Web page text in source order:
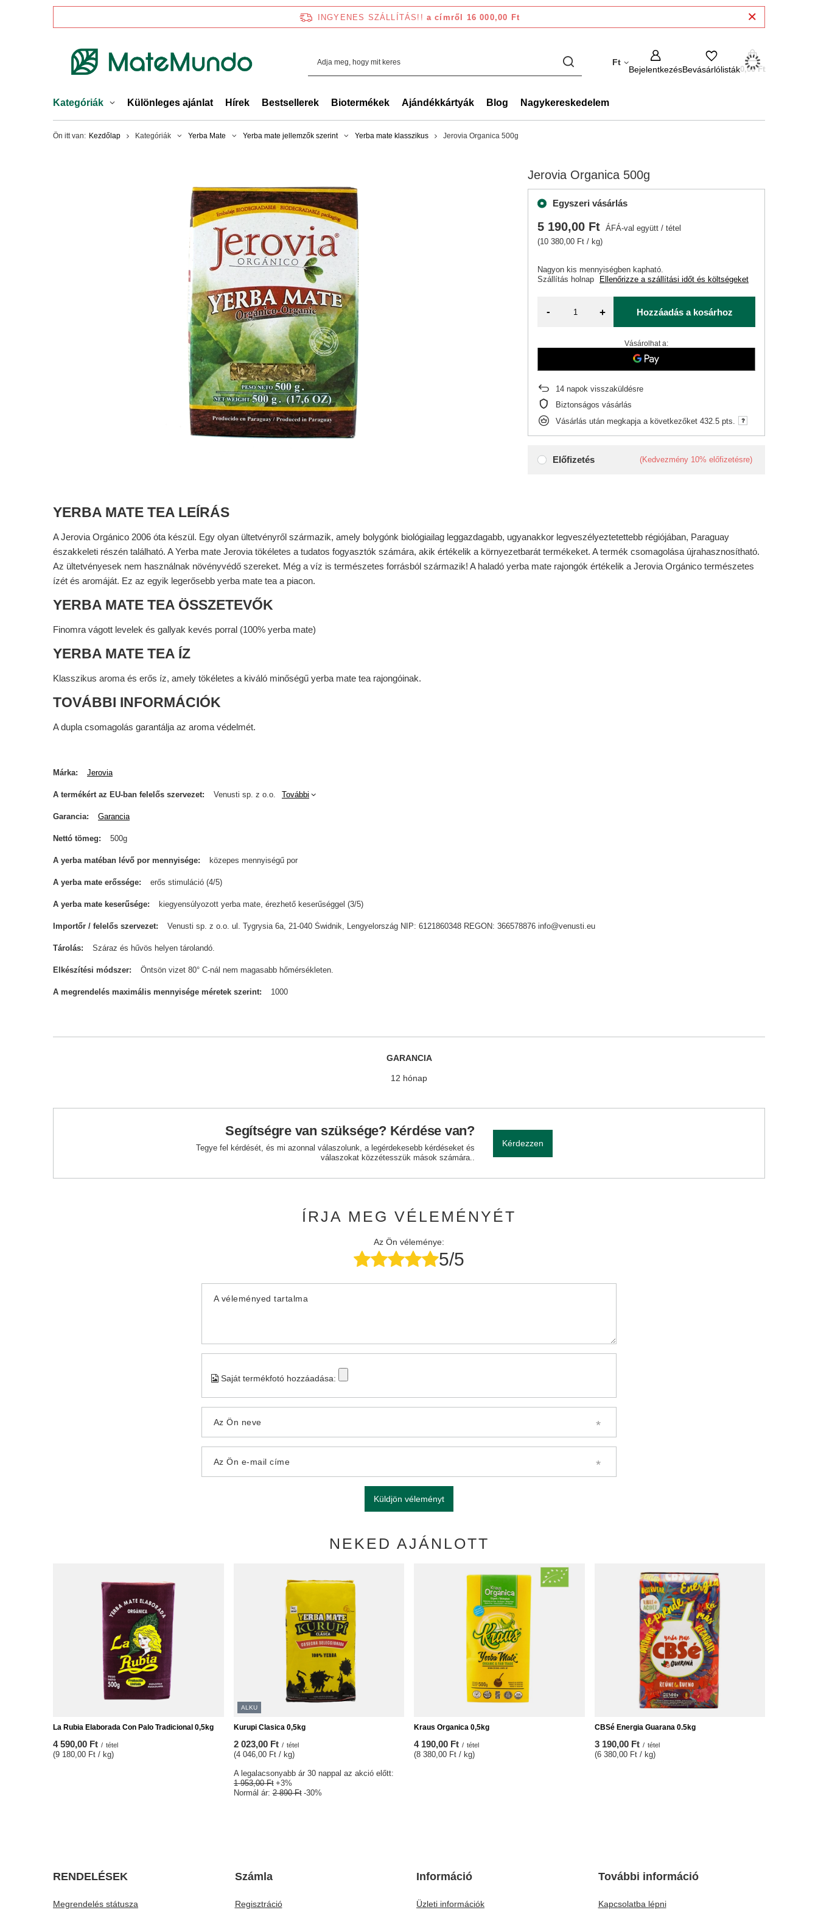
INGYENES SZÁLLÍTÁS!! a címről 16 000,00 Ft
Ft
BejelentkezésBevásárlólisták0,00 Ft
Kategóriák Különleges ajánlat Hírek Bestsellerek Biotermékek Ajándékkártyák Blog Nagykereskedelem
Ön itt van: Kezdőlap Kategóriák Yerba Mate Yerba mate jellemzők szerint Yerba mate klasszikus Jerovia Organica 500g
Jerovia Organica 500g
Egyszeri vásárlás
Előfizetés (Kedvezmény 10% előfizetésre)
Nagyon kis mennyiségben kapható
Szállítás holnap Ellenőrizze a szállítási időt és költségeket
5 190,00 Ft ÁFÁ-val együtt /tétel
(10 380,00 Ft / kg)
- + Hozzáadás a kosárhoz
Vásárolhat a:
14 napok visszaküldésre
Biztonságos vásárlás
Vásárlás után megkapja a következőket432.5 pts.
YERBA MATE TEA LEÍRÁS
A Jerovia Orgánico 2006 óta készül. Egy olyan ültetvényről származik, amely bolygónk biológiailag leggazdagabb, ugyanakkor legveszélyeztetettebb régiójában, Paraguay
északkeleti részén található. A Yerba mate Jerovia tökéletes a tudatos fogyasztók számára, akik értékelik a környezetbarát termékeket. A termék csomagolása újrahasznosítható.
Az ültetvényesek nem használnak növényvédő szereket. Még a víz is természetes forrásból származik! A haladó yerba mate rajongók értékelik a Jerovia Orgánico természetes
ízét és aromáját. Ez az egyik legerősebb yerba mate tea a piacon.
YERBA MATE TEA ÖSSZETEVŐK
Finomra vágott levelek és gallyak kevés porral (100% yerba mate)
YERBA MATE TEA ÍZ
Klasszikus aroma és erős íz, amely tökéletes a kiváló minőségű yerba mate tea rajongóinak.
TOVÁBBI INFORMÁCIÓK
A dupla csomagolás garantálja az aroma védelmét.
Márka Jerovia
A termékért az EU-ban felelős szervezet Venusti sp. z o.o. További
Garancia Garancia
Nettó tömeg 500g
A yerba matéban lévő por mennyisége közepes mennyiségű por
A yerba mate erőssége erős stimuláció (4/5)
A yerba mate keserűsége kiegyensúlyozott yerba mate, érezhető keserűséggel (3/5)
Importőr / felelős szervezet Venusti sp. z o.o. ul. Tygrysia 6a, 21-040 Świdnik, Lengyelország NIP: 6121860348 REGON: 366578876 info@venusti.eu
Tárolás Száraz és hűvös helyen tárolandó.
Elkészítési módszer Öntsön vizet 80° C-nál nem magasabb hőmérsékleten.
A megrendelés maximális mennyisége méretek szerint 1000
GARANCIA
12 hónap
Segítségre van szüksége? Kérdése van?
Tegye fel kérdését, és mi azonnal válaszolunk, a legérdekesebb kérdéseket és
válaszokat közzétesszük mások számára..
Kérdezzen
ÍRJA MEG VÉLEMÉNYÉT
Az Ön véleménye:
5/5
A véleményed tartalma
Saját termékfotó hozzáadása:
Az Ön neve
Az Ön e-mail címe
Küldjön véleményt
NEKED AJÁNLOTT
La Rubia Elaborada Con Palo Tradicional 0,5kg
4 590,00 Ft / tétel
(9 180,00 Ft / kg)
ALKU
Kurupi Clasica 0,5kg
2 023,00 Ft / tétel
(4 046,00 Ft / kg)
A legalacsonyabb ár 30 nappal az akció előtt:
1 953,00 Ft +3%
Normál ár:2 890 Ft -30%
Kraus Organica 0,5kg
4 190,00 Ft / tétel
(8 380,00 Ft / kg)
CBSé Energia Guarana 0.5kg
3 190,00 Ft / tétel
(6 380,00 Ft / kg)
RENDELÉSEK
Megrendelés státusza
Számla
Regisztráció
Információ
Üzleti információk
További információ
Kapcsolatba lépni